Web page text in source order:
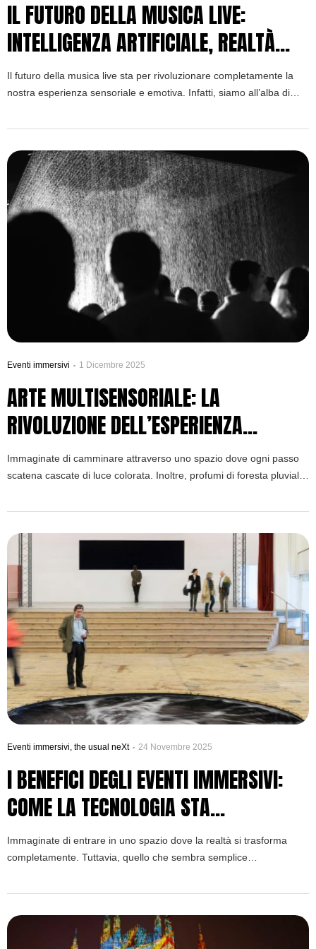
IL FUTURO DELLA MUSICA LIVE:
INTELLIGENZA ARTIFICIALE, REALTÀ
VIRTUALE ED EVENTI IMMERSIVI
Il futuro della musica live sta per rivoluzionare completamente la
nostra esperienza sensoriale e emotiva. Infatti, siamo all’alba di
Tuttavia, molte domande restano ancora senza risposta definitive.
Eventi immersivi 1 Dicembre 2025
ARTE MULTISENSORIALE: LA
RIVOLUZIONE DELL’ESPERIENZA
IMMERSIVA CONTEMPORANEA
Immaginate di camminare attraverso uno spazio dove ogni passo
scatena cascate di luce colorata. Inoltre, profumi di foresta pluviale
questa non è fantascienza: infatti, è arte multisensoriale nella sua
Eventi immersivi, the usual neXt 24 Novembre 2025
I BENEFICI DEGLI EVENTI IMMERSIVI:
COME LA TECNOLOGIA STA
RIVOLUZIONANDO IL BENESSERE
PERSONALE E SOCIALE
Immaginate di entrare in uno spazio dove la realtà si trasforma
completamente. Tuttavia, quello che sembra semplice
Infatti, i benefici degli eventi immersivi vanno ben oltre la meraviglia